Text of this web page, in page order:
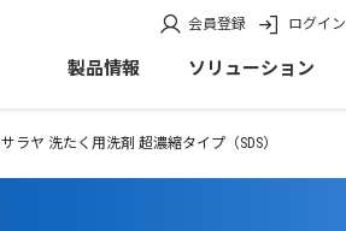
会員登録 ログイン
製品情報 ソリューション
サラヤ 洗たく用洗剤 超濃縮タイプ（SDS）